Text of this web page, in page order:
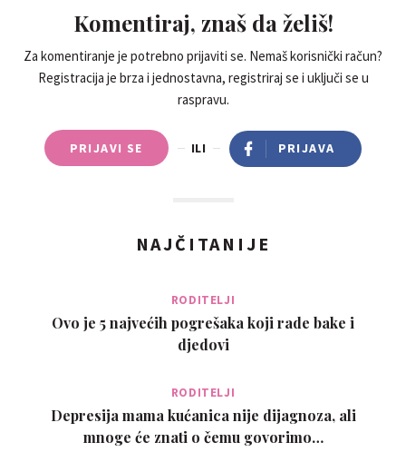
Komentiraj, znaš da želiš!
Za komentiranje je potrebno prijaviti se. Nemaš korisnički račun?
Registracija je brza i jednostavna, registriraj se i uključi se u
raspravu.
PRIJAVI SE ILI PRIJAVA
NAJČITANIJE
RODITELJI
Ovo je 5 najvećih pogrešaka koji rade bake i
djedovi
RODITELJI
Depresija mama kućanica nije dijagnoza, ali
mnoge će znati o čemu govorimo…